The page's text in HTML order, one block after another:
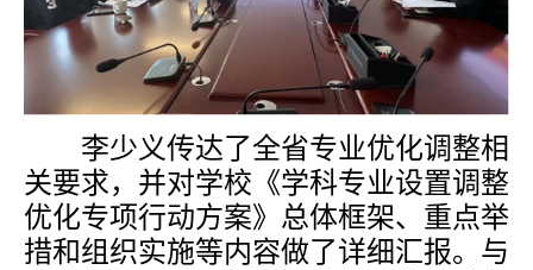
李少义传达了全省专业优化调整相
关要求，并对学校《学科专业设置调整
优化专项行动方案》总体框架、重点举
措和组织实施等内容做了详细汇报。 与